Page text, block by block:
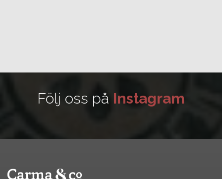
Följ oss på Instagram